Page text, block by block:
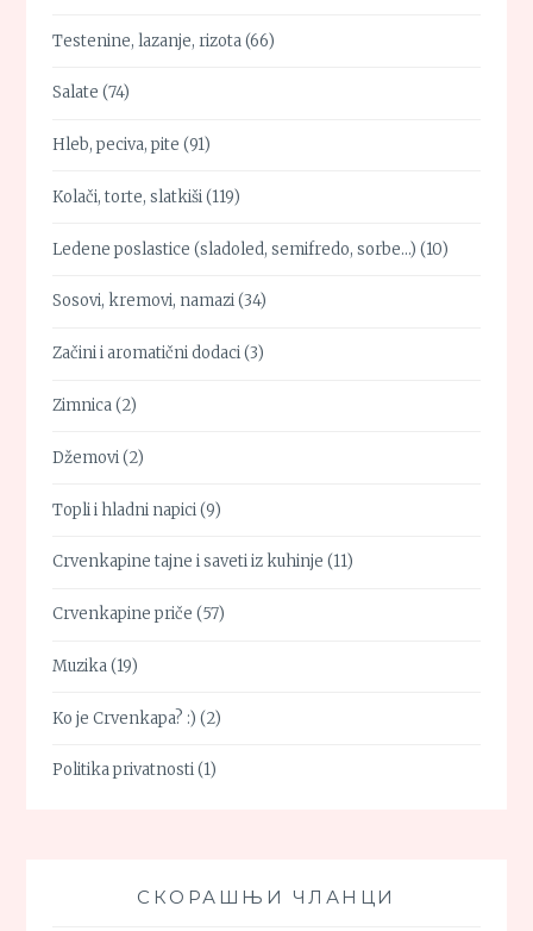
Testenine, lazanje, rizota(66)
Salate (74)
Hleb, peciva, pite (91)
Kolači, torte, slatkiši(119)
Ledene poslastice (sladoled, semifredo, sorbe…) (10)
Sosovi, kremovi, namazi(34)
Začini i aromatični dodaci(3)
Zimnica(2)
Džemovi(2)
Topli i hladni napici(9)
Crvenkapine tajne i saveti iz kuhinje (11)
Crvenkapine priče (57)
Muzika(19)
Ko je Crvenkapa? :) (2)
Politika privatnosti(1)
СКОРАШЊИ ЧЛАНЦИ